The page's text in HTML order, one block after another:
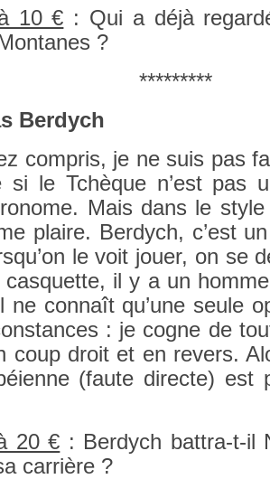
10 € : Qui a déjà
?
*********
Be­rdych
com­pris, je ne suis pas
si le Tchèque n’est pas
Mais dans le
plaire. Be­rdych, c’est
le voit jouer, on se
cas­quet­te, il y a un
ne connaît qu’une seule
: je cogne de
coup droit et en re­v­ers.
(faute di­rec­te) est
20 € : Be­rdych battra-t-il
carrière ?